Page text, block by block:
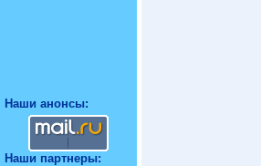
Наши анонсы:
Наши партнеры: